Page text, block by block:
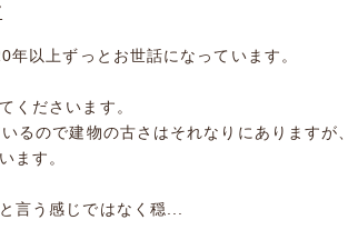
以上ずっとお世話になっています。
くださいます。
るので建物の古さはそれなりにありますが、
ます。
言う感じではなく穏...